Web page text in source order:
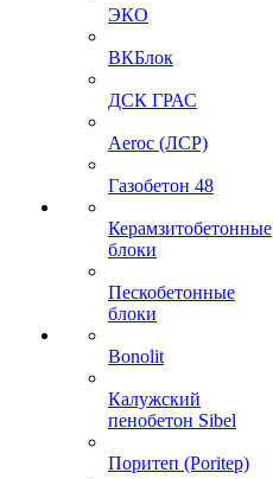
ЭКО
ВКБлок
ДСК ГРАС
Aeroc (ЛСР)
Газобетон 48
Керамзитобетонные
блоки
Пескобетонные
блоки
Bonolit
Калужский
пенобетон Sibel
Поритеп (Poritep)